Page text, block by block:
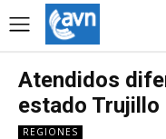
Atendidos
estado
REGIONES